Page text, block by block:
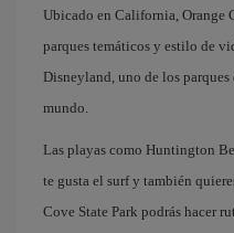
Ubicado en California, Orange
parques temáticos y estilo de
Disneyland, uno de los parques
mundo.
Las playas como Huntington
te gusta el surf y también
Cove State Park podrás hacer